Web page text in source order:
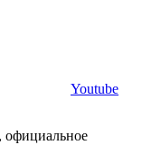
Youtube
официальное